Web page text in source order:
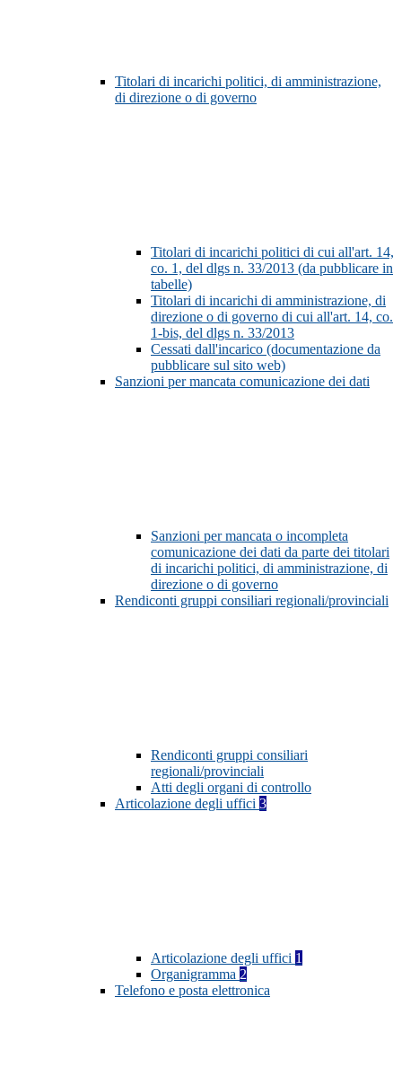
Titolari di incarichi politici, di amministrazione,
di direzione o di governo
Titolari di incarichi politici di cui all'art. 14,
co. 1, del dlgs n. 33/2013 (da pubblicare in
tabelle)
Titolari di incarichi di amministrazione, di
direzione o di governo di cui all'art. 14, co.
1-bis, del dlgs n. 33/2013
Cessati dall'incarico (documentazione da
pubblicare sul sito web)
Sanzioni per mancata comunicazione dei dati
Sanzioni per mancata o incompleta
comunicazione dei dati da parte dei titolari
di incarichi politici, di amministrazione, di
direzione o di governo
Rendiconti gruppi consiliari regionali/provinciali
Rendiconti gruppi consiliari
regionali/provinciali
Atti degli organi di controllo
Articolazione degli uffici 3
Articolazione degli uffici 1
Organigramma 2
Telefono e posta elettronica